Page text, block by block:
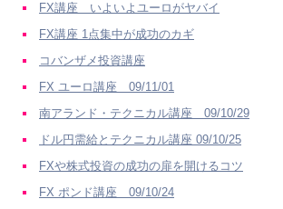
FX講座 いよいよユーロがヤバイ
FX講座 1点集中が成功のカギ
コバンザメ投資講座
FX ユーロ講座 09/11/01
南アランド・テクニカル講座 09/10/29
ドル円需給とテクニカル講座 09/10/25
FXや株式投資の成功の扉を開けるコツ
FX ポンド講座 09/10/24